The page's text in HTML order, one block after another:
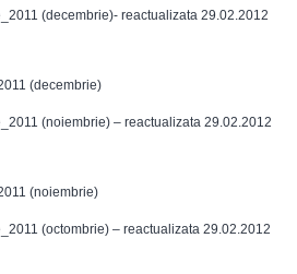
(decembrie)- reactualizata 29.02.2012
(decembrie)
(noiembrie) – reactualizata 29.02.2012
(noiembrie)
(octombrie) – reactualizata 29.02.2012